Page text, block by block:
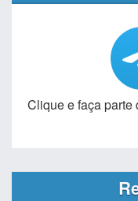
Clique e faça parte